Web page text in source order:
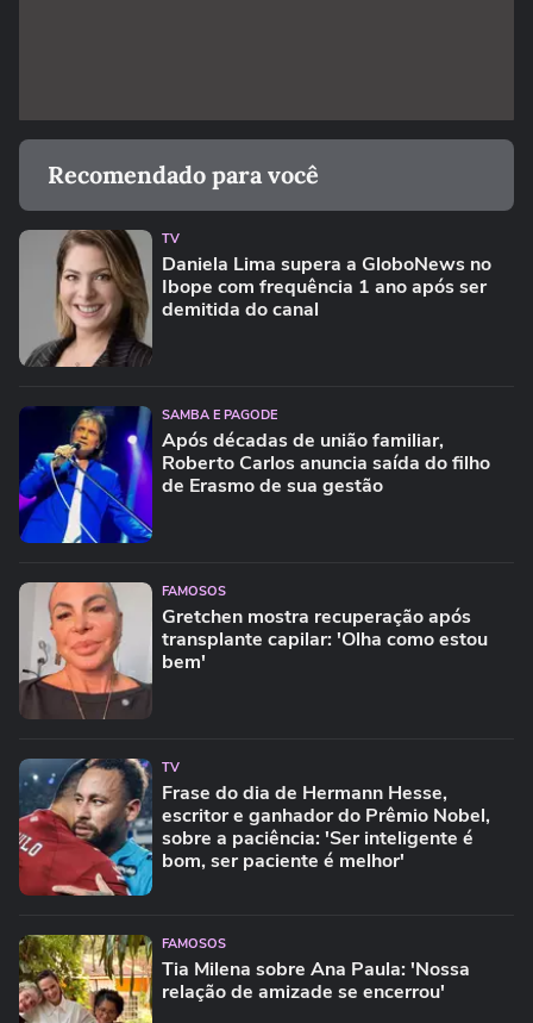
Recomendado para você
TV
Daniela Lima supera a GloboNews no
Ibope com frequência 1 ano após ser
demitida do canal
SAMBA E PAGODE
Após décadas de união familiar,
Roberto Carlos anuncia saída do filho
de Erasmo de sua gestão
FAMOSOS
Gretchen mostra recuperação após
transplante capilar: 'Olha como estou
bem'
TV
Frase do dia de Hermann Hesse,
escritor e ganhador do Prêmio Nobel,
sobre a paciência: 'Ser inteligente é
bom, ser paciente é melhor'
FAMOSOS
Tia Milena sobre Ana Paula: 'Nossa
relação de amizade se encerrou'